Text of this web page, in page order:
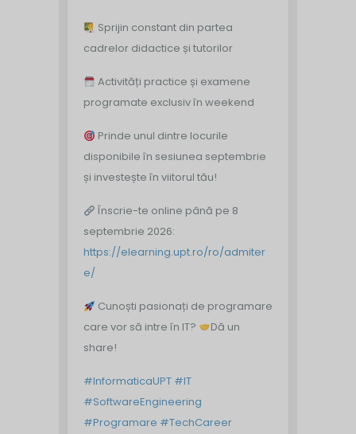
Sprijin constant din partea
cadrelor didactice și tutorilor
Activități practice și examene
programate exclusiv în weekend
Prinde unul dintre locurile
disponibile în sesiunea septembrie
și investește în viitorul tău!
Înscrie-te online până pe 8
septembrie 2026:
https://elearning.upt.ro/ro/admiter
e/
Cunoști pasionați de programare
care vor să intre în IT?
Dă un
share!
#InformaticaUPT #IT
#SoftwareEngineering
#Programare #TechCareer